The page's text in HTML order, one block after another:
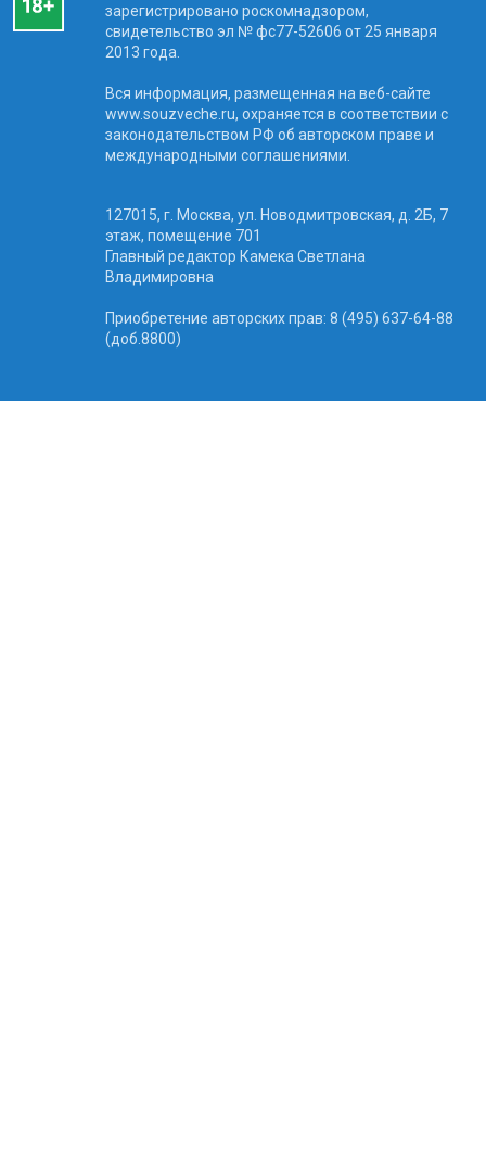
зарегистрировано роскомнадзором,
свидетельство эл № фc77-52606 от 25 января
2013 года.
Вся информация, размещенная на веб-сайте
www.souzveche.ru, охраняется в соответствии с
законодательством РФ об авторском праве и
международными соглашениями.
127015, г. Москва, ул. Новодмитровская, д. 2Б, 7
этаж, помещение 701
Главный редактор Камека Светлана
Владимировна
Приобретение авторских прав: 8 (495) 637-64-88
(доб.8800)